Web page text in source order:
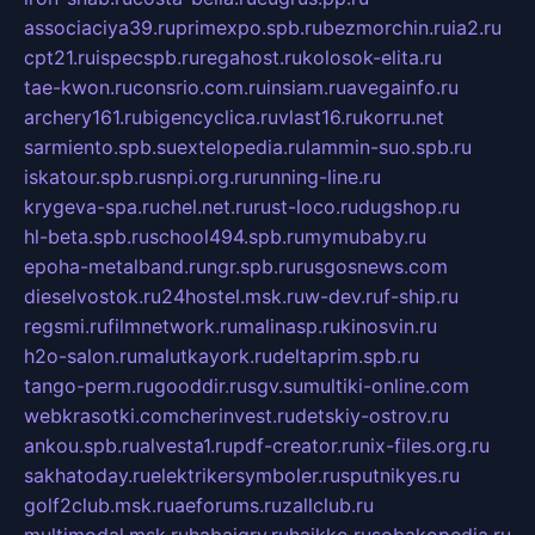
associaciya39.ruprimexpo.spb.rubezmorchin.ruia2.ru
cpt21.ruispecspb.ruregahost.rukolosok-elita.ru
tae-kwon.ruconsrio.com.ruinsiam.ruavegainfo.ru
archery161.rubigencyclica.ruvlast16.rukorru.net
sarmiento.spb.suextelopedia.rulammin-suo.spb.ru
iskatour.spb.rusnpi.org.rurunning-line.ru
krygeva-spa.ruchel.net.rurust-loco.rudugshop.ru
hl-beta.spb.ruschool494.spb.rumymubaby.ru
epoha-metalband.rungr.spb.rurusgosnews.com
dieselvostok.ru24hostel.msk.ruw-dev.ruf-ship.ru
regsmi.rufilmnetwork.rumalinasp.rukinosvin.ru
h2o-salon.rumalutkayork.rudeltaprim.spb.ru
tango-perm.rugooddir.rusgv.sumultiki-online.com
webkrasotki.comcherinvest.rudetskiy-ostrov.ru
ankou.spb.rualvesta1.rupdf-creator.runix-files.org.ru
sakhatoday.ruelektrikersymboler.rusputnikyes.ru
golf2club.msk.ruaeforums.ruzallclub.ru